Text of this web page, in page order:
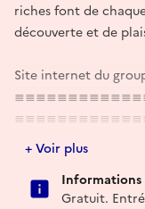
riches font de
découverte et de
Site internet du
Plus d'informations
artsetculture.fr/
+ Voir plus
Informations
Gratuit.